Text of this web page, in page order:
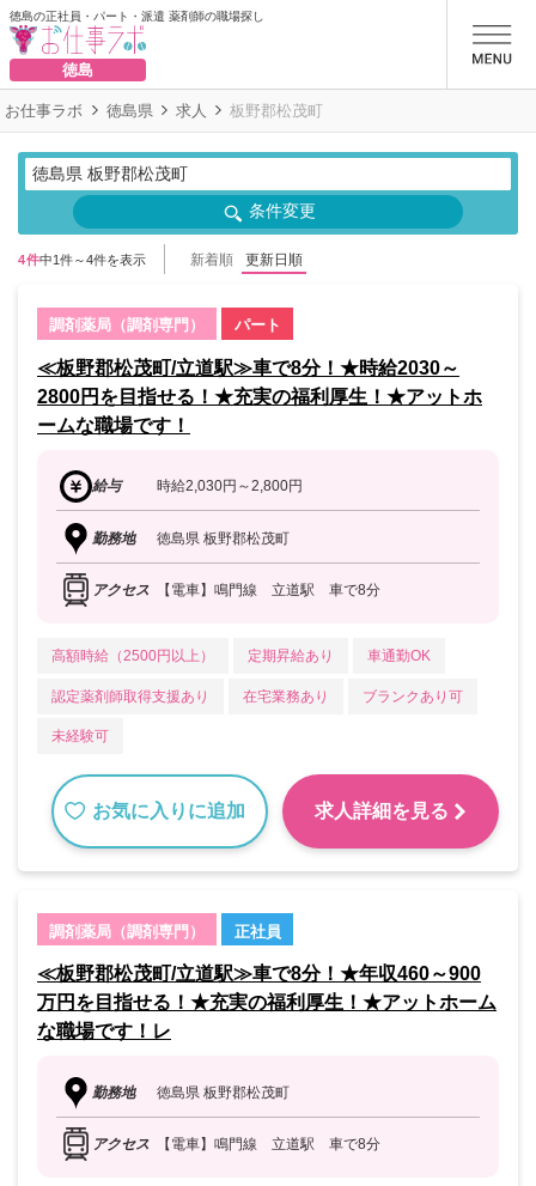
徳島の正社員・パート・派遣 薬剤師の職場探し
徳島
お仕事ラボ 徳島県 求人 板野郡松茂町
徳島県 板野郡松茂町
条件変更
4件中1件～4件を表示 新着順 更新日順
調剤薬局（調剤専門） パート
≪板野郡松茂町/立道駅≫車で8分！★時給2030～
2800円を目指せる！★充実の福利厚生！★アットホ
ームな職場です！
給与 時給2,030円～2,800円
勤務地 徳島県 板野郡松茂町
アクセス 【電車】鳴門線 立道駅 車で8分
高額時給（2500円以上） 定期昇給あり 車通勤OK
認定薬剤師取得支援あり 在宅業務あり ブランクあり可
未経験可
お気に入りに追加 求人詳細を見る
調剤薬局（調剤専門） 正社員
≪板野郡松茂町/立道駅≫車で8分！★年収460～900
万円を目指せる！★充実の福利厚生！★アットホーム
な職場です！レ
勤務地 徳島県 板野郡松茂町
アクセス 【電車】鳴門線 立道駅 車で8分